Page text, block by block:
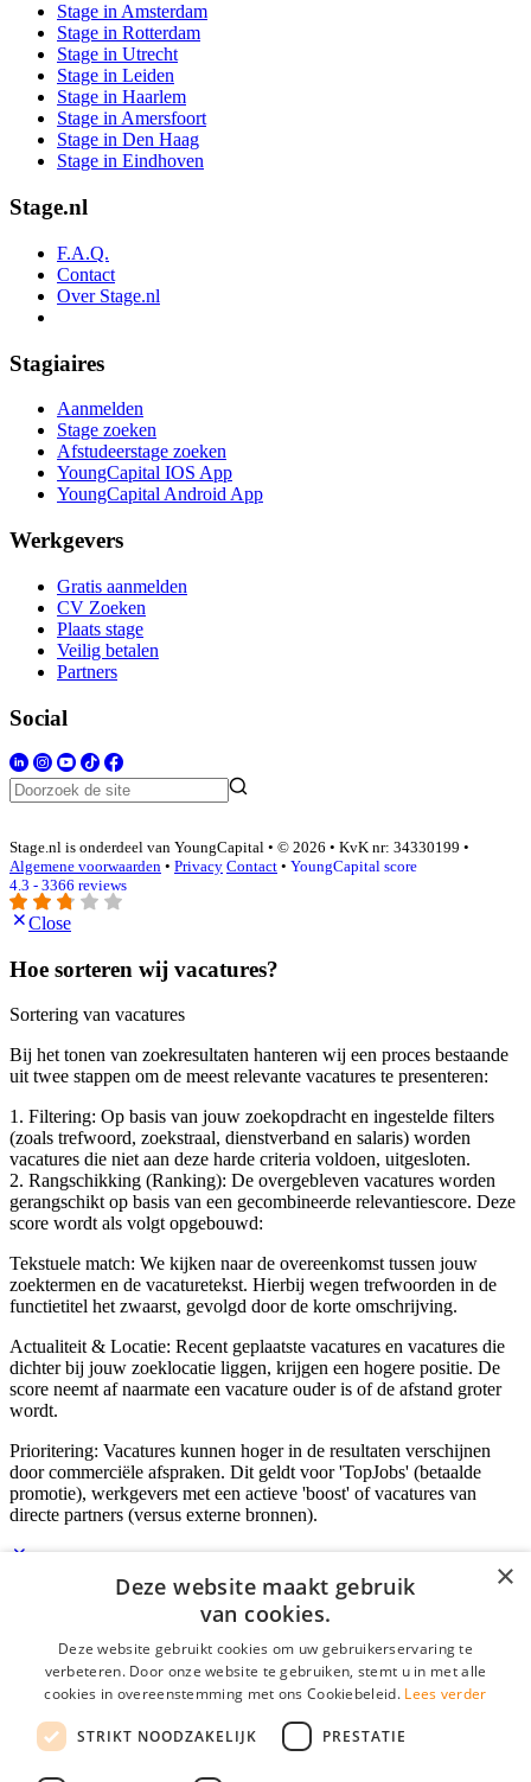
Stage in Amsterdam
Stage in Rotterdam
Stage in Utrecht
Stage in Leiden
Stage in Haarlem
Stage in Amersfoort
Stage in Den Haag
Stage in Eindhoven
Stage.nl
F.A.Q.
Contact
Over Stage.nl
Stagiaires
Aanmelden
Stage zoeken
Afstudeerstage zoeken
YoungCapital IOS App
YoungCapital Android App
Werkgevers
Gratis aanmelden
CV Zoeken
Plaats stage
Veilig betalen
Partners
Social
Stage.nl is onderdeel van YoungCapital • © 2026 • KvK nr: 34330199 •
Algemene voorwaarden • Privacy Contact • YoungCapital score
4.3 - 3366 reviews
Close
Hoe sorteren wij vacatures?
Sortering van vacatures
Bij het tonen van zoekresultaten hanteren wij een proces bestaande
uit twee stappen om de meest relevante vacatures te presenteren:
1. Filtering: Op basis van jouw zoekopdracht en ingestelde filters
(zoals trefwoord, zoekstraal, dienstverband en salaris) worden
vacatures die niet aan deze harde criteria voldoen, uitgesloten.
2. Rangschikking (Ranking): De overgebleven vacatures worden
gerangschikt op basis van een gecombineerde relevantiescore. Deze
score wordt als volgt opgebouwd:
Tekstuele match: We kijken naar de overeenkomst tussen jouw
zoektermen en de vacaturetekst. Hierbij wegen trefwoorden in de
functietitel het zwaarst, gevolgd door de korte omschrijving.
Actualiteit & Locatie: Recent geplaatste vacatures en vacatures die
dichter bij jouw zoeklocatie liggen, krijgen een hogere positie. De
score neemt af naarmate een vacature ouder is of de afstand groter
wordt.
Prioritering: Vacatures kunnen hoger in de resultaten verschijnen
door commerciële afspraken. Dit geldt voor 'TopJobs' (betaalde
promotie), werkgevers met een actieve 'boost' of vacatures van
directe partners (versus externe bronnen).
E-mail*
Wachtwoord
login gegevens onthouden
×
Deze website maakt gebruik
van cookies.
Deze website gebruikt cookies om uw gebruikerservaring te
verbeteren. Door onze website te gebruiken, stemt u in met alle
cookies in overeenstemming met ons Cookiebeleid. Lees verder
STRIKT NOODZAKELIJK PRESTATIE